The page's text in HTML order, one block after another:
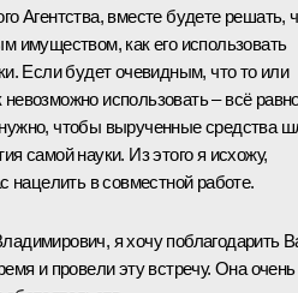
Агентства, вместе будете решать,
имуществом, как его использовать
Если будет очевидным, что то или
использовать – всё
чтобы вырученные средства
самой науки. Из этого я исхожу,
нацелить в совместной работе.
я хочу поблагодарить
и провели эту встречу. Она очень